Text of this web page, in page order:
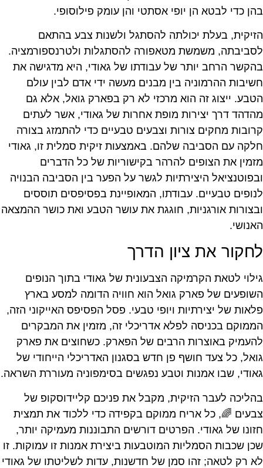
בהן כדי לבטא הן יופי אסתטי והן עומק פילוסופי.
הזיקית, בעלת יכולתה להסתגל ולשנות צבע בהתאם
לסביבתה, משמשת מטאפורה להסתגלות ולטרנספורמציה.
בהקשר הרחב יותר של עבודתו של גאודי, היא מדגישה את
חשיבות ההרמוניה בין מבנים מעשה ידי אדם לבין עולם
הטבע. ייצוג זה הוא מרכזי לא רק בפארק גואל, אלא גם
מהדהד דרך יצירות מופת אחרות של גאודי, אשר לעתים
קרובות מחקים צורות וצבעים טבעיים כדי להתמזג בצורה
חלקה עם הסביבה שלהם. באמצעות זיקית סמלית זו, גאודי
מזמין את הצופים להרהר בקישוריות של כל הדברים
ובפוטנציאל היצירתיות לגשר על הפער בין הסביבה הבנויה
לנופים טבעיים. עבודתו, המאופיינת בפסיפסים תוססים
ובצורות אורגניות, חוגגת את עושר הטבע ואת כושר ההמצאה
האנושי.
לחקור את ציון הדרך
גילוי לטאת הקרמיקה הצבעונית של גאודי בתוך הנופים
השופעים של פארק גואל הוא חוויה הדומה למסע בארץ
פלאות של יצירתיות ויופי טבעי. פסל הפסיפס האייקוני הזה,
הממוקם בכניסה לפלא אדריכלי זה, מזמין את המבקרים
להעמיק באוצרות הרבים של הפארק. כשחוצים את פארק
גואל, כל צעד חושף פן חדש בסגנון האדריכלי הייחודי של
גאודי, שבו אמנות וטבע נפגשים בסימפוניה מעוררת השראה.
בהליכה לעבר הזיקית, מקבל את פניכם קליידוסקופ של
צבעים 🌈, כל אריח ממוקם בקפידה כדי ללכוד את תמצית
חזונו של גאודי. הפרטים דורשים התבוננות מעמיקה יותר,
שכן שכבות הסמליות המוטבעות ביצירת אמנות זו עמוקות. זו
לא רק לטאה; זהו סמן של חדשנות, עדות לשליטתו של גאודי